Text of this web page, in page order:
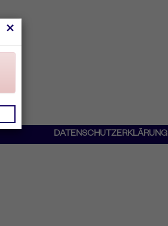
×
DATENSCHUTZERKLÄRUNG